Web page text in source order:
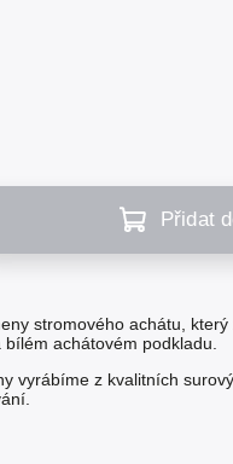
Přidat
stromového achátu,
achátovém podkladu.
vyrábíme z kvalitních